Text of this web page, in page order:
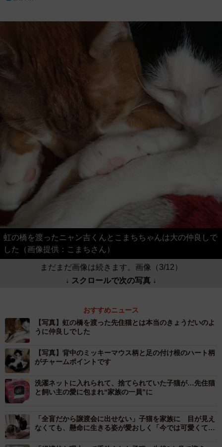
虹の橋を渡ったニャン吉くんとこまちちゃんは大の仲良しで
した（画像提供：こまちさん）
まだまだ画像は続きます。画像（3/12）
↓ スクロールで次の写真 ↓
おすすめニュース
【写真】虹の橋を渡った先住猫とは本当のきょうだいのよ
うに仲良しでした
【写真】背中のミッキーマウス柄と足の付け根のハート柄
がチャームポイントです
洗濯ネットに入れられて、捨てられていた子猫が…先住猫
と飼い主の愛に包まれ“家族の一員”に
「全盲だから譲渡会に出せない」子猫を家族に 目が見え
なくても、懸命に生きる姿が愛おしく「今では可愛くて仕